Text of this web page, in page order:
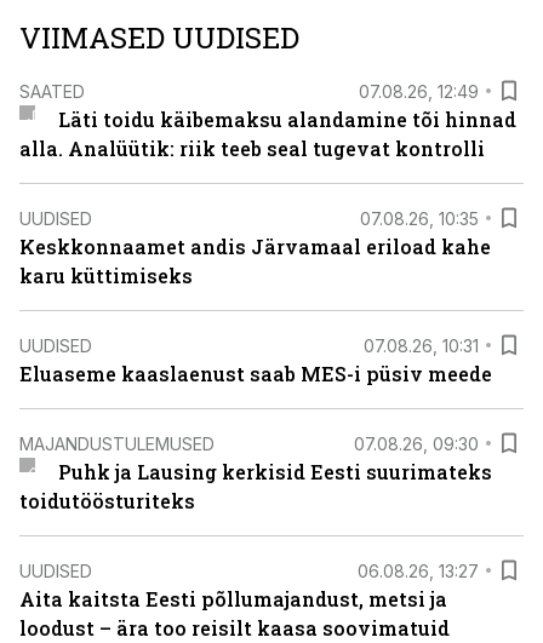
VIIMASED UUDISED
SAATED 07.08.26, 12:49
Läti toidu käibemaksu alandamine tõi hinnad
alla. Analüütik: riik teeb seal tugevat kontrolli
UUDISED 07.08.26, 10:35
Keskkonnaamet andis Järvamaal eriload kahe
karu küttimiseks
UUDISED 07.08.26, 10:31
Eluaseme kaaslaenust saab MES-i püsiv meede
MAJANDUSTULEMUSED 07.08.26, 09:30
Puhk ja Lausing kerkisid Eesti suurimateks
toidutöösturiteks
UUDISED 06.08.26, 13:27
Aita kaitsta Eesti põllumajandust, metsi ja
loodust – ära too reisilt kaasa soovimatuid